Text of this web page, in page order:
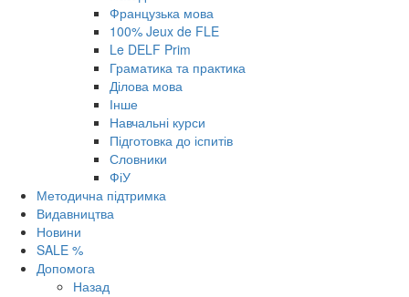
Французька мова
100% Jeux de FLE
Le DELF Prim
Граматика та практика
Ділова мова
Інше
Навчальні курси
Підготовка до іспитів
Словники
ФіУ
Методична підтримка
Видавництва
Новини
SALE %
Допомога
Назад